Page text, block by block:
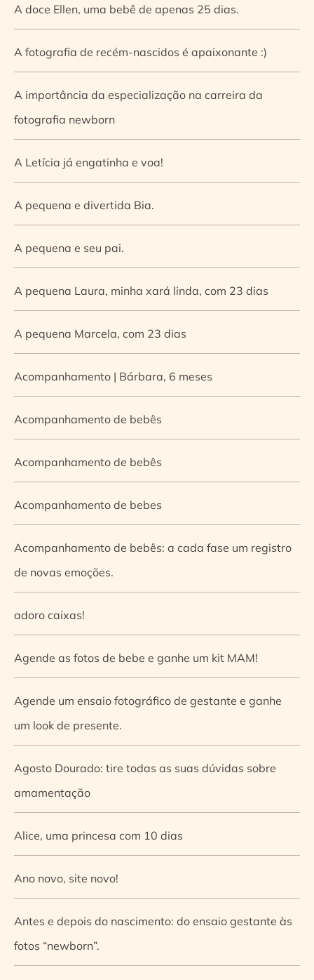
A doce Ellen, uma bebê de apenas 25 dias.
A fotografia de recém-nascidos é apaixonante :)
A importância da especialização na carreira da
fotografia newborn
A Letícia já engatinha e voa!
A pequena e divertida Bia.
A pequena e seu pai.
A pequena Laura, minha xará linda, com 23 dias
A pequena Marcela, com 23 dias
Acompanhamento | Bárbara, 6 meses
Acompanhamento de bebês
Acompanhamento de bebês
Acompanhamento de bebes
Acompanhamento de bebês: a cada fase um registro
de novas emoções.
adoro caixas!
Agende as fotos de bebe e ganhe um kit MAM!
Agende um ensaio fotográfico de gestante e ganhe
um look de presente.
Agosto Dourado: tire todas as suas dúvidas sobre
amamentação
Alice, uma princesa com 10 dias
Ano novo, site novo!
Antes e depois do nascimento: do ensaio gestante às
fotos “newborn”.